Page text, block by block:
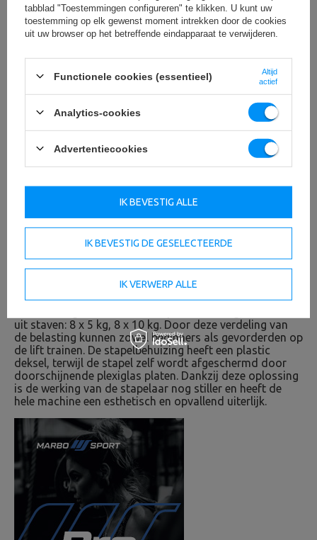
uit staven: 8 x 5 kg, 8 x 10 kg. Door deze verdeling van
de belasting kunnen zowel beginners als gevorderden op
de lift trainen. De stapelbehuizing heeft een plastic
deksel, terwijl de stapel zelf wordt afgeschermd door
doorschijnende plexiglas platen. Dankzij deze oplossing
is de werking van de stapelaar nog stiller en heeft de
hele machine een esthetisch en opvallend uiterlijk.
tabblad "Toestemmingen configureren" te klikken. U kunt uw
toestemming op elk gewenst moment intrekken door de cookies
uit uw browser op het betreffende eindapparaat te verwijderen.
Functionele cookies (essentieel)
Altijd
actief
Analytics-cookies
Advertentiecookies
IK BEVESTIG DE GESELECTEERDE
IK VERWERP ALLE
IK BEVESTIG ALLE